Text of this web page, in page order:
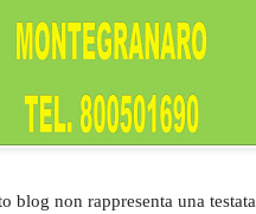
blog non rappresenta una testata